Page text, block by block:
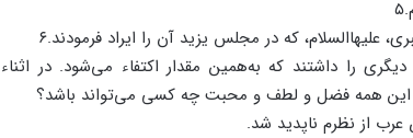
که در مجلس یزید آن را ایراد فرمودند.۶
را داشتند که به‌‌همین مقدار اکتفاء مى‌‌شود. در اثناء
این همه فضل و لطف و محبت چه کسى مى‌‌تواند باشد؟
از نظرم ناپدید شد.